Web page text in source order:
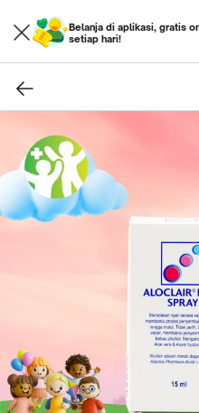
Belanja di aplikasi, gratis
setiap hari!